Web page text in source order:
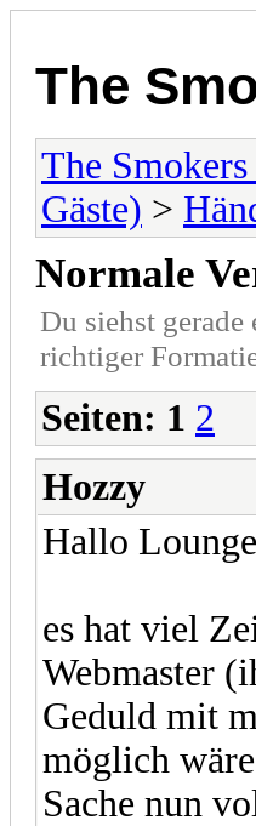
The
The
Gäste) >
Normale
Du siehst
richtiger
Seiten: 1 2
Hozzy
Hallo
es hat viel
Webmaster
Geduld mit
möglich
Sache nun